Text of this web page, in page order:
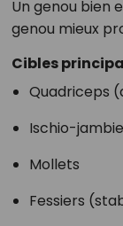
Un genou bien
genou mieux
Cibles
Quadriceps
Ischio-
Mollets
Fessiers